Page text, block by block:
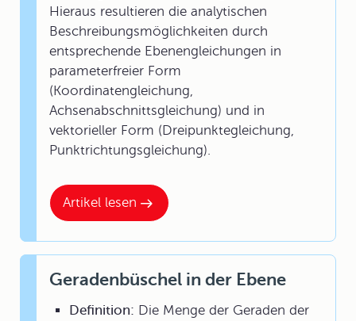
Artikel lesen
Hieraus resultieren die analytischen
Beschreibungsmöglichkeiten durch
entsprechende Ebenengleichungen in
parameterfreier Form
(Koordinatengleichung,
Achsenabschnittsgleichung) und in
vektorieller Form (Dreipunktegleichung,
Punktrichtungsgleichung).
Geradenbüschel in der Ebene
Definition: Die Menge der Geraden der